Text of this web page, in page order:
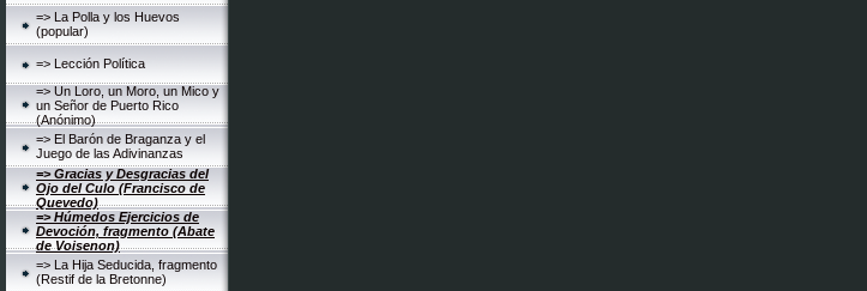
=> La Polla y los Huevos
(popular)
=> Lección Política
=> Un Loro, un Moro, un Mico y
un Señor de Puerto Rico
(Anónimo)
=> El Barón de Braganza y el
Juego de las Adivinanzas
=> Gracias y Desgracias del
Ojo del Culo (Francisco de
Quevedo)
=> Húmedos Ejercicios de
Devoción, fragmento (Abate
de Voisenon)
=> La Hija Seducida, fragmento
(Restif de la Bretonne)